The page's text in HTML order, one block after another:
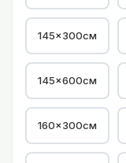
145×300см
145×600см
160×300см